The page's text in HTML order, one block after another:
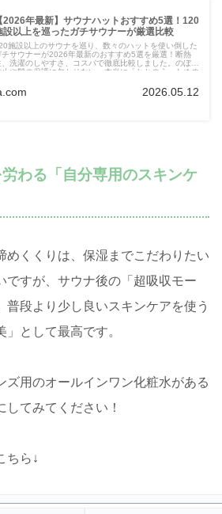
2026年最新】サウナハットおすすめ5選！120
設以上を巡ったガチサウナーが厳選比較
施設以上のサウナを巡り、数々のハットを使い倒した
チサウナーが2026年最新のおすすめ5選を厳選！断熱
、洗濯のしやすさ、コスパで徹底比較しました。のぼせ
止や髪の保護に欠かせない、本当に「ととのう」ための
を伝授！
2026.05.12
わる「自分専用のスキンケ
めくくりは、保湿までこだわりたい
ですが、サウナ後の「超吸収モー
普段より少し良いスキンケアを使う
として最高です。
ズ用のオールインワン化粧水がある
てみてください！
ちら↓